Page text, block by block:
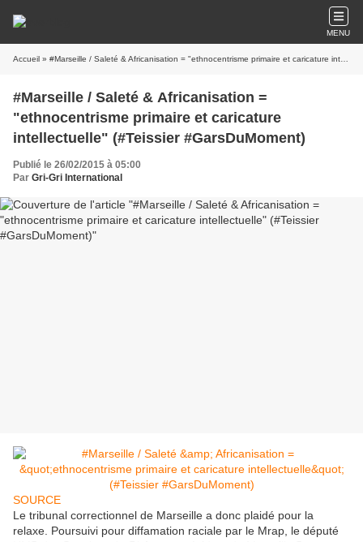
MENU
Accueil » #Marseille / Saleté & Africanisation = "ethnocentrisme primaire et caricature intellectuelle" (#Teissier #GarsDuMoment)
#Marseille / Saleté & Africanisation =
"ethnocentrisme primaire et caricature
intellectuelle" (#Teissier #GarsDuMoment)
Publié le 26/02/2015 à 05:00
Par Gri-Gri International
SOURCE
Le tribunal correctionnel de Marseille a donc plaidé pour la
relaxe. Poursuivi pour diffamation raciale par le Mrap, le député